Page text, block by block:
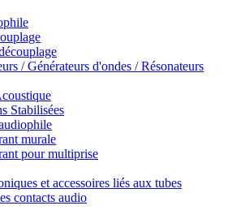
/ Générateurs d'ondes / Résonateurs
Stabilisées
murale
pour multiprise
et accessoires liés aux tubes
contacts audio